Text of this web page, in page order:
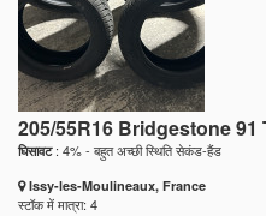
205/55R16 Bridgestone 91
घिसावट: 4% - बहुत अच्छी स्थिति सेकंड-हैंड
Issy-les-Moulineaux, France
स्टॉक में मात्रा: 4